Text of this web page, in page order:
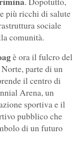
più ricchi di salute
sociale
comunità.
è ora il fulcro del
parte di un
il centro di
Arena, un
sportiva e il
pubblico che
di un futuro